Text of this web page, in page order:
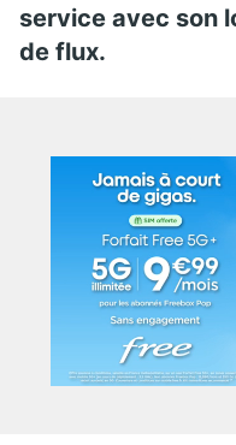
service avec son
de flux.